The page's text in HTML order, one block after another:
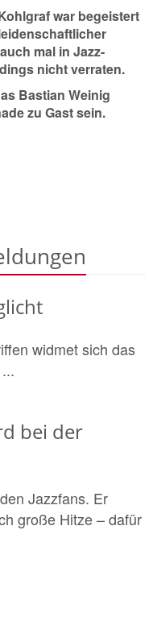
war begeistert
mal in Jazz-
nicht verraten.
Bastian Weinig
zu Gast sein.
widmet sich das
bei der
Jazzfans. Er
große Hitze – dafür